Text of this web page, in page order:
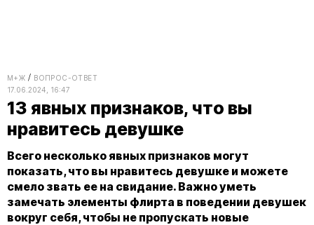
М+Ж
ВОПРОС-ОТВЕТ
17.06.2024, 16:47
13 явных признаков, что вы
нравитесь девушке
Всего несколько явных признаков могут
показать, что вы нравитесь девушке и можете
смело звать ее на свидание. Важно уметь
замечать элементы флирта в поведении девушек
вокруг себя, чтобы не пропускать новые